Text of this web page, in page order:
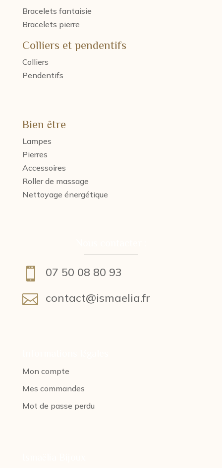
Bracelets fantaisie
Bracelets pierre
Colliers et pendentifs
Colliers
Pendentifs
Bien être
Lampes
Pierres
Accessoires
Roller de massage
Nettoyage énergétique
 07 50 08 80 93
 contact@ismaelia.fr
Mon compte
Mes commandes
Mot de passe perdu